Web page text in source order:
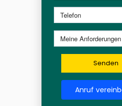
Senden
Anruf